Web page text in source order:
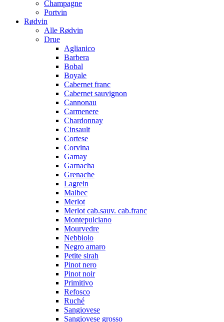
Champagne
Portvin
Rødvin
Alle Rødvin
Drue
Aglianico
Barbera
Bobal
Boyale
Cabernet franc
Cabernet sauvignon
Cannonau
Carmenere
Chardonnay
Cinsault
Cortese
Corvina
Gamay
Garnacha
Grenache
Lagrein
Malbec
Merlot
Merlot cab.sauv. cab.franc
Montepulciano
Mourvedre
Nebbiolo
Negro amaro
Petite sirah
Pinot nero
Pinot noir
Primitivo
Refosco
Ruché
Sangiovese
Sangiovese grosso